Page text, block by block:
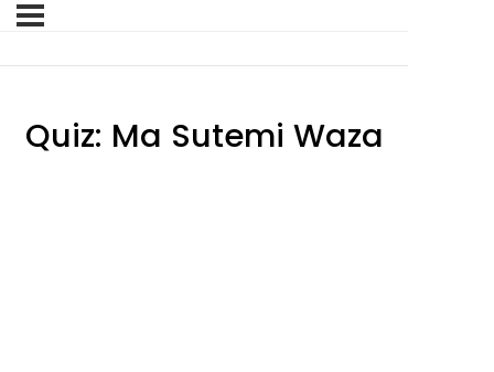
Quiz: Ma Sutemi Waza